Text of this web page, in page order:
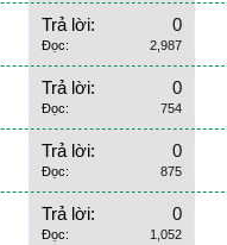
Trả lời: 0
Đọc: 2,987
Trả lời: 0
Đọc: 754
Trả lời: 0
Đọc: 875
Trả lời: 0
Đọc: 1,052